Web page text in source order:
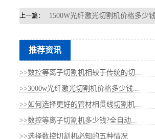
上一篇： 1500W光纤激光切割机价格多少钱
推荐资讯
>>数控等离子切割机相较于传统的切...
>>3000w光纤激光切割机价格多少钱...
>>如何选择更好的管材相贯线切割机...
>>数控等离子切割机多少钱?全自动...
>>选择数控切割机必知的五种情况